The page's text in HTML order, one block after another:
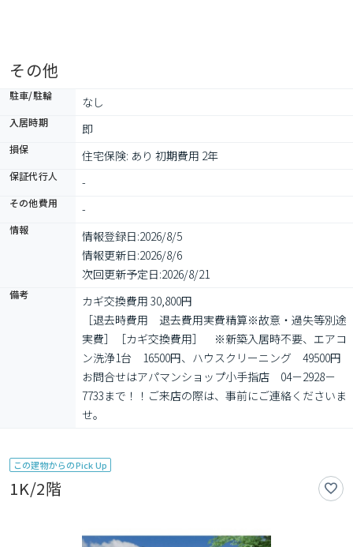
その他
駐車/駐輪 なし
入居時期 即
損保 住宅保険: あり 初期費用 2年
保証代行人 -
その他費用 -
情報 情報登録日:2026/8/5
情報更新日:2026/8/6
次回更新予定日:2026/8/21
備考
カギ交換費用 30,800円
［退去時費用　退去費用実費精算※故意・過失等別途
実費］［カギ交換費用］　※新築入居時不要、エアコ
ン洗浄1台　16500円、ハウスクリーニング　49500円
お問合せはアパマンショップ小手指店　04－2928－
7733まで！！ご来店の際は、事前にご連絡くださいま
せ。
この建物からのPick Up
1K/2階